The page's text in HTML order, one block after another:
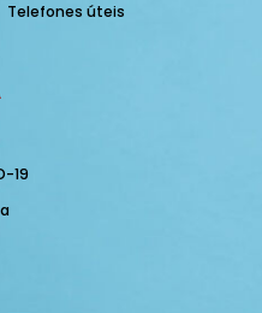
Telefones úteis
19